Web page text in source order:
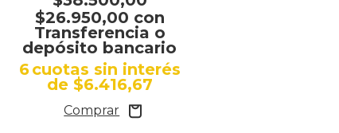
$26.950,00 con
Transferencia o
depósito bancario
6cuotas sin interés
de $6.416,67